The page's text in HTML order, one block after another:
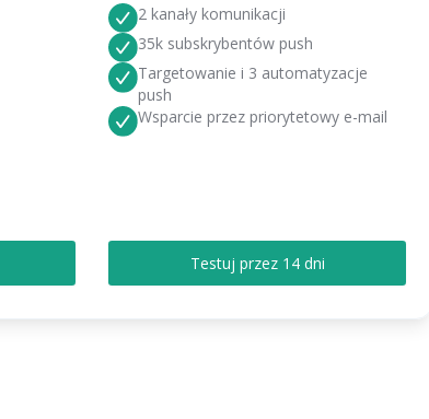
2 kanały komunikacji
35k subskrybentów push
Targetowanie i 3 automatyzacje
push
Wsparcie przez priorytetowy e-mail
Testuj przez 14 dni